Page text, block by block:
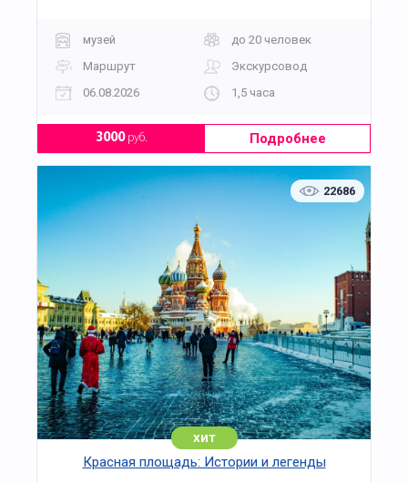
музей
до 20 человек
Маршрут
Экскурсовод
06.08.2026
1,5 часа
3000руб. Подробнее
22686
хит
Красная площадь: Истории и легенды